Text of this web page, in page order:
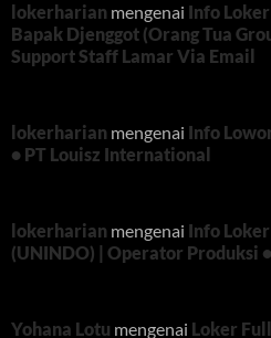
lokerharian mengenai Info
Bapak Djenggot (Orang Tua
Support Staff Lamar Via Email
lokerharian mengenai Info
• PT Louisz International
lokerharian mengenai Info
(UNINDO) | Operator Produksi
Yohana Lotu mengenai Loker